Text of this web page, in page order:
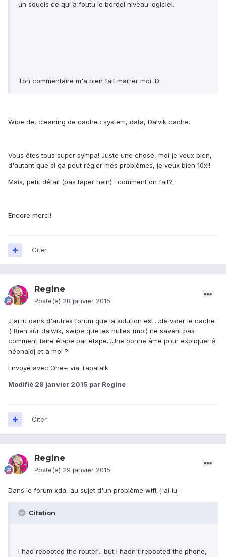
un soucis ce qui a foutu le bordel niveau logiciel.
Ton commentaire m'a bien fait marrer moi :D
Wipe de, cleaning de cache : system, data, Dalvik cache.
Vous êtes tous super sympa! Juste une chose, moi je veux bien,
d'autant que si ça peut régler mes problèmes, je veux bien 10x!!
Mais, petit détail (pas taper hein) : comment on fait?
Encore merci!
Citer
Regine
Posté(e) 28 janvier 2015
J'ai lu dans d'autres forum que la solution est....de vider le cache
:) Bien sûr dalwik, swipe que les nulles (moi) ne savent pas
comment faire étape par étape...Une bonne âme pour expliquer à
néonaloj et à moi ?
Envoyé avec One+ via Tapatalk
Modifié 28 janvier 2015 par Regine
Citer
Regine
Posté(e) 29 janvier 2015
Dans le forum xda, au sujet d'un problème wifi, j'ai lu :
Citation
I had rebooted the router... but I hadn't rebooted the phone,